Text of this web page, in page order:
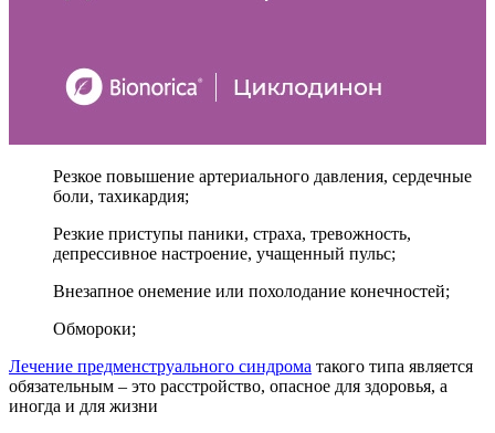
Резкое повышение артериального давления, сердечные
боли, тахикардия;
Резкие приступы паники, страха, тревожность,
депрессивное настроение, учащенный пульс;
Внезапное онемение или похолодание конечностей;
Обмороки;
Лечение предменструального синдрома такого типа является
обязательным – это расстройство, опасное для здоровья, а
иногда и для жизни